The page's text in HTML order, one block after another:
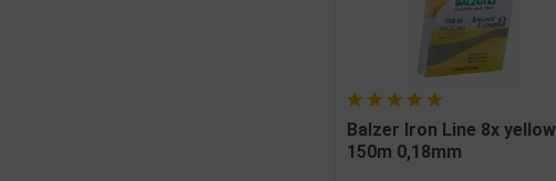
Balzer Iron Line 8x yellow
150m 0,18mm